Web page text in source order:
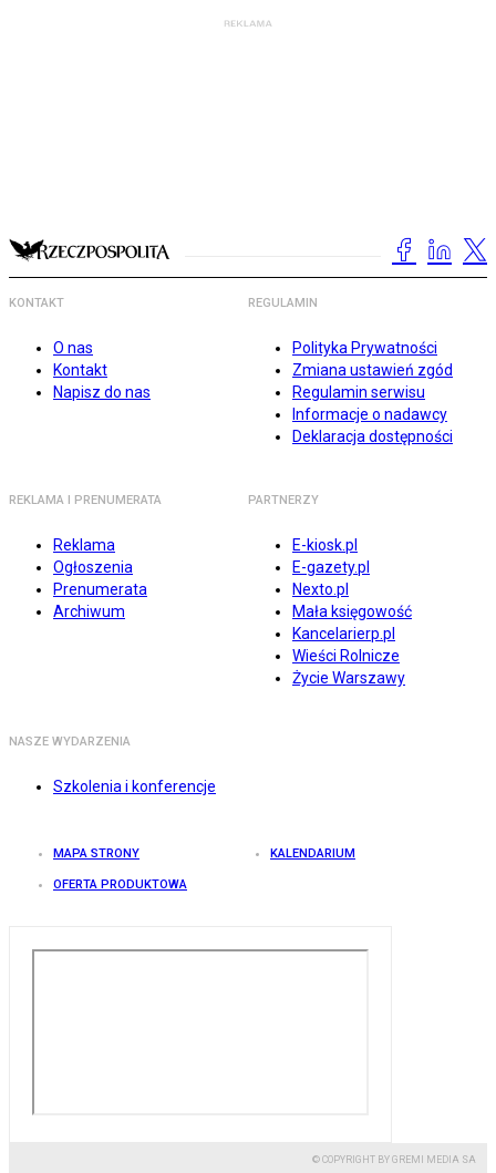
KONTAKT
O nas
Kontakt
Napisz do nas
REGULAMIN
Polityka Prywatności
Zmiana ustawień zgód
Regulamin serwisu
Informacje o nadawcy
Deklaracja dostępności
REKLAMA I PRENUMERATA
Reklama
Ogłoszenia
Prenumerata
Archiwum
PARTNERZY
E-kiosk.pl
E-gazety.pl
Nexto.pl
Mała księgowość
Kancelarierp.pl
Wieści Rolnicze
Życie Warszawy
NASZE WYDARZENIA
Szkolenia i konferencje
MAPA STRONY KALENDARIUM
OFERTA PRODUKTOWA
© COPYRIGHT BY GREMI MEDIA SA